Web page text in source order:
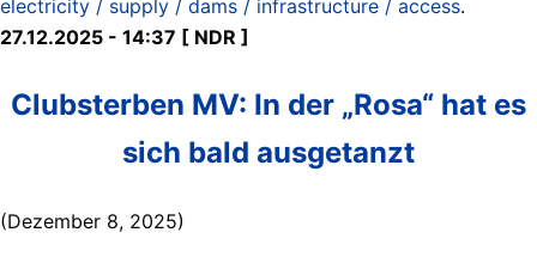
electricity / supply / dams / infrastructure / access.
27.12.2025 - 14:37 [ NDR ]
Clubsterben MV: In der „Rosa“ hat es
sich bald ausgetanzt
(Dezember 8, 2025)